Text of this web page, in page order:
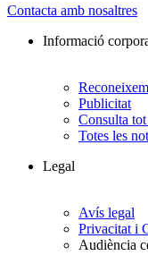
Contacta amb nosaltres
Informació
Publicitat
Consulta
Totes les
Legal
Avís legal
Privacitat i
Audiència